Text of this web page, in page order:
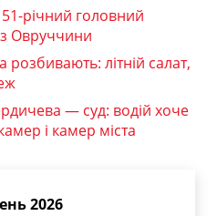
річний головний
з Овруччини
розбивають: літній салат,
— суд: водій хоче
і камер міста
2026